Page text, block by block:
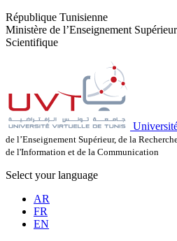
République Tunisienne
Ministère de l’Enseignement
Scientifique
de l’Enseignement Supérieur, de la
de l'Information et de la Communication
Select your language
AR
FR
EN